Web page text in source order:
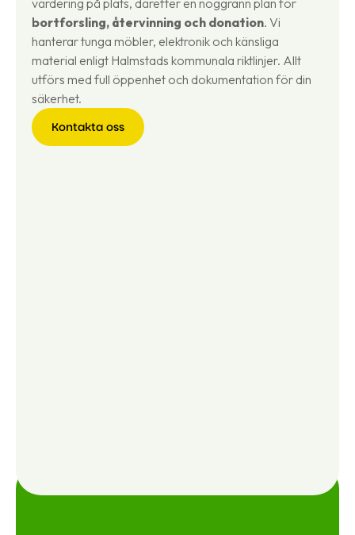
bortforsling, återvinning och donation. Vi
hanterar tunga möbler, elektronik och känsliga
material enligt Halmstads kommunala riktlinjer. Allt
utförs med full öppenhet och dokumentation för din
säkerhet.
Kontakta oss